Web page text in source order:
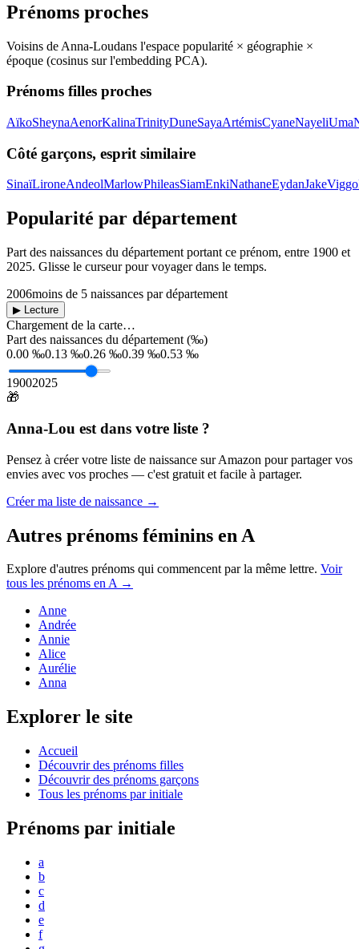
Prénoms proches
Voisins de Anna-Loudans l'espace popularité × géographie ×
époque (cosinus sur l'embedding PCA).
Prénoms filles proches
AïkoSheynaAenorKalinaTrinityDuneSayaArtémisCyaneNayeliUma
Côté garçons, esprit similaire
SinaïLironeAndeolMarlowPhileasSiamEnkiNathaneEydanJakeViggo
Popularité par département
Part des naissances du département portant ce prénom, entre 1900 et
2025. Glisse le curseur pour voyager dans le temps.
2006moins de 5 naissances par département
▶ Lecture
Chargement de la carte…
Part des naissances du département (‰)
0.00 ‰0.13 ‰0.26 ‰0.39 ‰0.53 ‰
19002025
🎁
Anna-Lou est dans votre liste ?
Pensez à créer votre liste de naissance sur Amazon pour partager vos
envies avec vos proches — c'est gratuit et facile à partager.
Créer ma liste de naissance →
Autres prénoms féminins en A
Explore d'autres prénoms qui commencent par la même lettre. Voir
tous les prénoms enA→
Anne
Andrée
Annie
Alice
Aurélie
Anna
Explorer le site
Accueil
Découvrir des prénoms filles
Découvrir des prénoms garçons
Tous les prénoms par initiale
Prénoms par initiale
a
b
c
d
e
f